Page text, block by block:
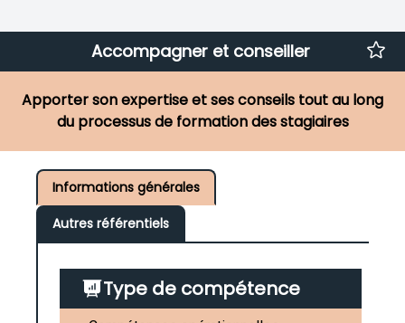
Accompagner et conseiller
Apporter son expertise et ses conseils tout au long
du processus de formation des stagiaires
Informations générales
Autres référentiels
Type de compétence